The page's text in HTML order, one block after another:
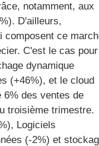
notamment, aux
D'ailleurs,
composent ce
C'est le cas pour
dynamique
(+46%), et le cloud
6% des ventes de
troisième trimestre.
Logiciels
(-2%) et